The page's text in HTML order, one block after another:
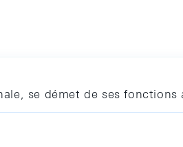
se démet de ses